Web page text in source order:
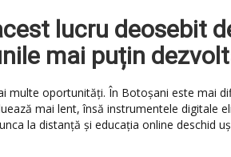
lucru deosebit
mai puțin
multe oportunități. În Botoșani este mai
mai lent, însă instrumentele digitale
la distanță și educația online deschid